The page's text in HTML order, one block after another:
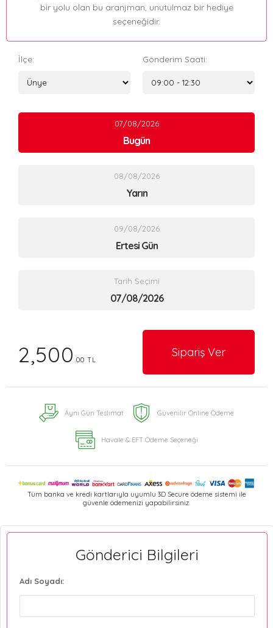
bir yolu olan bu aranjman, unutulmaz bir hediye
seçeneğidir.
İlçe: Gönderim Saati:
07/08/2026
Bugün
08/08/2026
Yarın
09/08/2026
Ertesi Gün
Tarih Seçimi
2,500 .00 TL
Sipariş Ver
Aynı Gün Teslimat Güvenilir Online Ödeme
Havale & EFT Ödeme Seçeneği
Tüm banka ve kredi kartlarıyla uyumlu 3D Secure ödeme sistemi ile
güvenle ödemenizi yapabilirsiniz.
Gönderici Bilgileri
Adı Soyadı: